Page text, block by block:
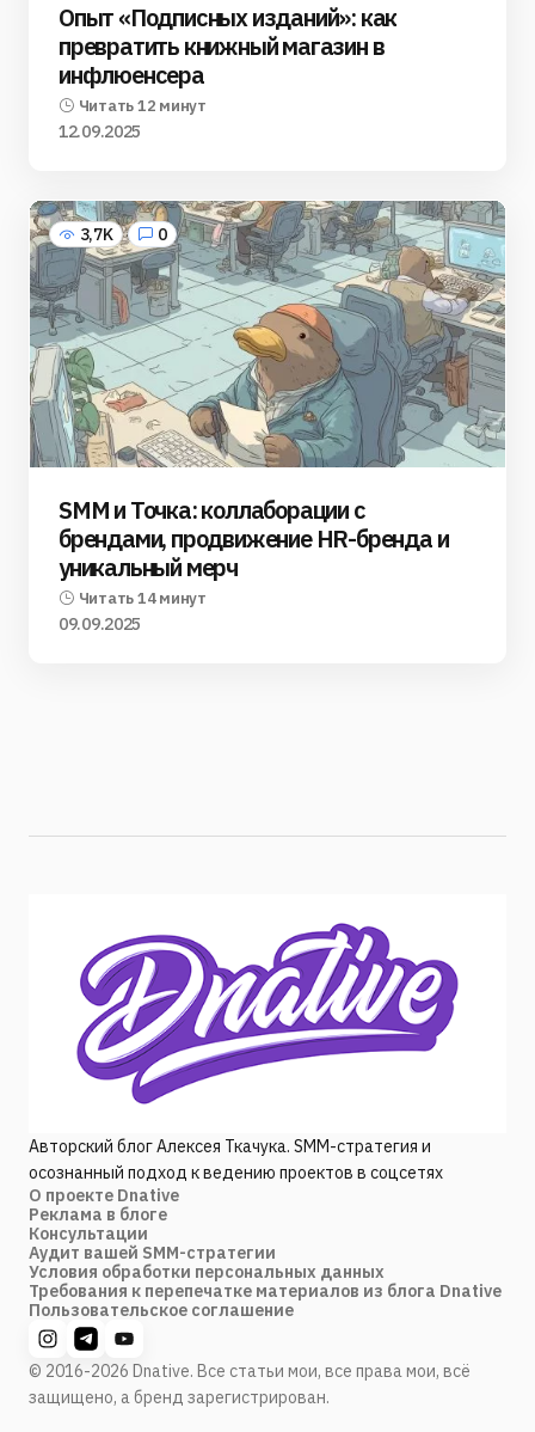
Опыт «Подписных изданий»: как
превратить книжный магазин в
инфлюенсера
Читать 12 минут
12.09.2025
3,7K 0
SMM и Точка: коллаборации с
брендами, продвижение HR-бренда и
уникальный мерч
Читать 14 минут
09.09.2025
Авторский блог Алексея Ткачука. SMM-стратегия и
осознанный подход к ведению проектов в соцсетях
О проекте Dnative
Реклама в блоге
Консультации
Аудит вашей SMM-стратегии
Условия обработки персональных данных
Требования к перепечатке материалов из блога Dnative
Пользовательское соглашение
© 2016-2026 Dnative. Все статьи мои, все права мои, всё
защищено, а бренд зарегистрирован.